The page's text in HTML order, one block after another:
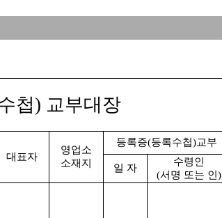
첩) 교부대장
대표자
영업소
소재지
등록증(등록수첩)교부
일 자
수령인
(서명 또는 인)